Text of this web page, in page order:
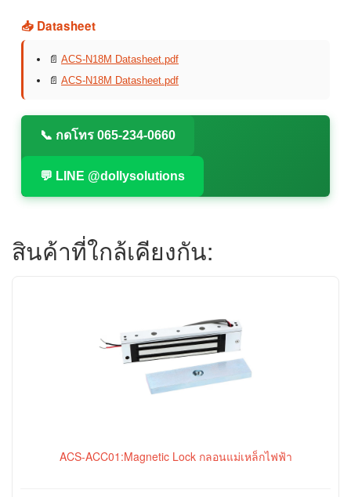
📥 Datasheet
📄 ACS-N18M Datasheet.pdf
📄 ACS-N18M Datasheet.pdf
📞 กดโทร 065-234-0660
💬 LINE @dollysolutions
สินค้าที่ใกล้เคียงกัน:
ACS-ACC01:Magnetic Lock กลอนแม่เหล็กไฟฟ้า